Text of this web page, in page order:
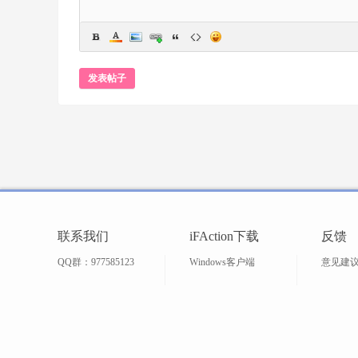
发表帖子
联系我们
QQ群：977585123
iFAction下载
Windows客户端
反馈
意见建